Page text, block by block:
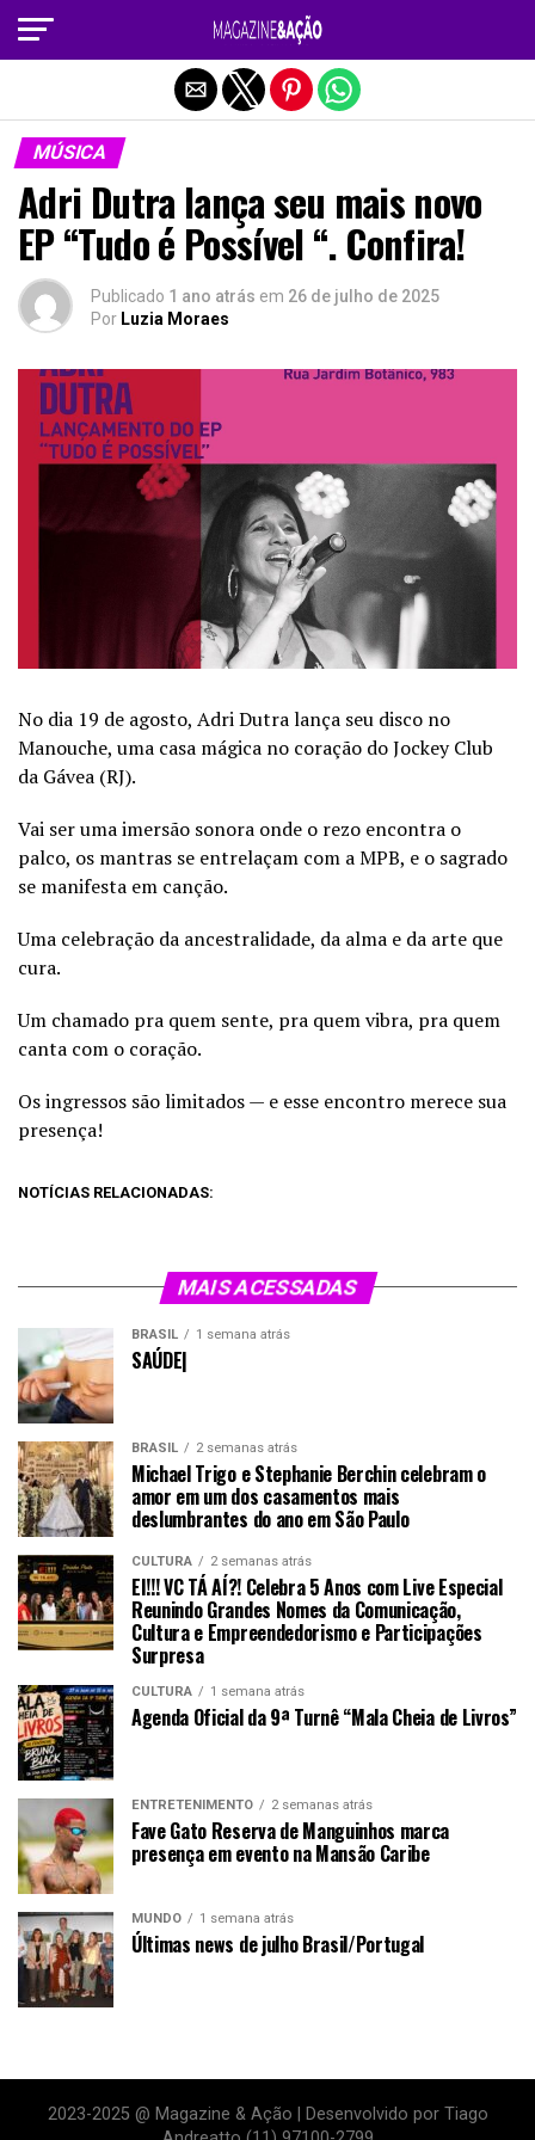
MÚSICA
Adri Dutra lança seu mais novo
EP “Tudo é Possível “. Confira!
Publicado 1 ano atrás em 26 de julho de 2025
Por Luzia Moraes
No dia 19 de agosto, Adri Dutra lança seu disco no
Manouche, uma casa mágica no coração do Jockey Club
da Gávea (RJ).
Vai ser uma imersão sonora onde o rezo encontra o
palco, os mantras se entrelaçam com a MPB, e o sagrado
se manifesta em canção.
Uma celebração da ancestralidade, da alma e da arte que
cura.
Um chamado pra quem sente, pra quem vibra, pra quem
canta com o coração.
Os ingressos são limitados — e esse encontro merece sua
presença!
NOTÍCIAS RELACIONADAS:
MAIS ACESSADAS
BRASIL 1 semana atrás
SAÚDE|
BRASIL 2 semanas atrás
Michael Trigo e Stephanie Berchin celebram o
amor em um dos casamentos mais
deslumbrantes do ano em São Paulo
CULTURA 2 semanas atrás
EI!!! VC TÁ AÍ?! Celebra 5 Anos com Live Especial
Reunindo Grandes Nomes da Comunicação,
Cultura e Empreendedorismo e Participações
Surpresa
CULTURA 1 semana atrás
Agenda Oficial da 9ª Turnê “Mala Cheia de Livros”
ENTRETENIMENTO 2 semanas atrás
Fave Gato Reserva de Manguinhos marca
presença em evento na Mansão Caribe
MUNDO 1 semana atrás
Últimas news de julho Brasil/Portugal
2023-2025 @ Magazine & Ação | Desenvolvido por Tiago
Sair da versão mobile